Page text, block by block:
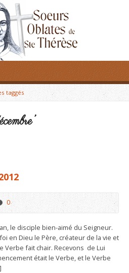
taggés
0
le disciple bien-aimé du Seigneur.
en Dieu le Père, créateur de la vie et
Verbe fait chair. Recevons de Lui
était le Verbe, et le Verbe